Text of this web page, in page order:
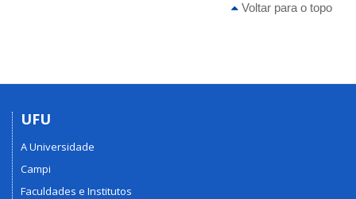
Voltar para o topo
UFU
A Universidade
Campi
Faculdades e Institutos